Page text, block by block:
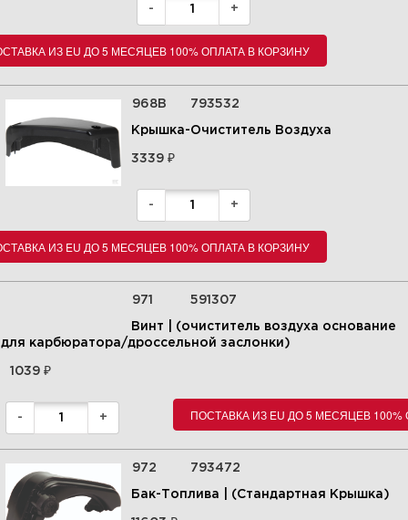
- +
ИЗ EU ДО 5 МЕСЯЦЕВ 100% ОПЛАТА В КОРЗИНУ
968B 793532
Крышка-Очиститель Воздуха
3339₽
- +
ИЗ EU ДО 5 МЕСЯЦЕВ 100% ОПЛАТА В КОРЗИНУ
971 591307
Винт | (очиститель воздуха основание
для карбюратора/дроссельной заслонки)
1039 ₽
- + ПОСТАВКА ИЗ EU ДО 5 МЕСЯЦЕВ
972 793472
Бак-Топлива | (Стандартная Крышка)